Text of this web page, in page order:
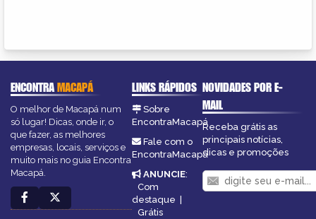
ENCONTRAMACAPÁ
O melhor de Macapá num
só lugar! Dicas, onde ir, o
que fazer, as melhores
empresas, locais, serviços e
muito mais no guia Encontra
Macapá.
LINKS RÁPIDOS
Sobre
EncontraMacapá
Fale com o
EncontraMacapá
ANUNCIE:
Com
destaque
Grátis
NOVIDADES POR E-
MAIL
Receba grátis as
principais notícias,
dicas e promoções